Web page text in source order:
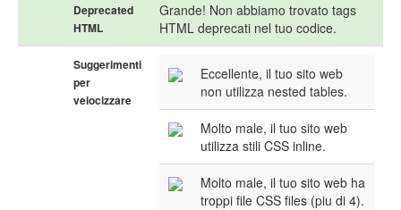
Deprecated
HTML
Grande! Non abbiamo trovato tags
HTML deprecati nel tuo codice.
Suggerimenti
per
velocizzare
Eccellente, il tuo sito web
non utilizza nested tables.
Molto male, il tuo sito web
utilizza stili CSS inline.
Molto male, il tuo sito web ha
troppi file CSS files (piu di 4).